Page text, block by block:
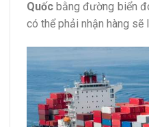
Quốc bằng đường biển
có thể phải nhận hàng sẽ